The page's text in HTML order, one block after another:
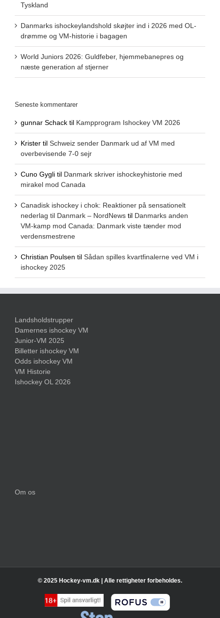
Tyskland
Danmarks ishockeylandshold skøjter ind i 2026 med OL-
drømme og VM-historie i bagagen
World Juniors 2026: Guldfeber, hjemmebanepres og
næste generation af stjerner
Seneste kommentarer
gunnar Schack til Kampprogram Ishockey VM 2026
Krister til Schweiz sender Danmark ud af VM med
overbevisende 7-0 sejr
Cuno Gygli til Danmark skriver ishockeyhistorie med
mirakel mod Canada
Canadisk ishockey i chok: Reaktioner på sensationelt
nederlag til Danmark – NordNews til Danmarks anden
VM-kamp mod Canada: Danmark viste tænder mod
verdensmestrene
Christian Poulsen til Sådan spilles kvartfinalerne ved VM i
ishockey 2025
Landsholdstrupper
Damernes ishockey VM
Junior-VM 2025
Billetter ishockey VM
Odds ishockey VM
VM Historie
Ishockey OL 2026
Om os
© 2025 Hockey-vm.dk | Alle rettigheter forbeholdes.